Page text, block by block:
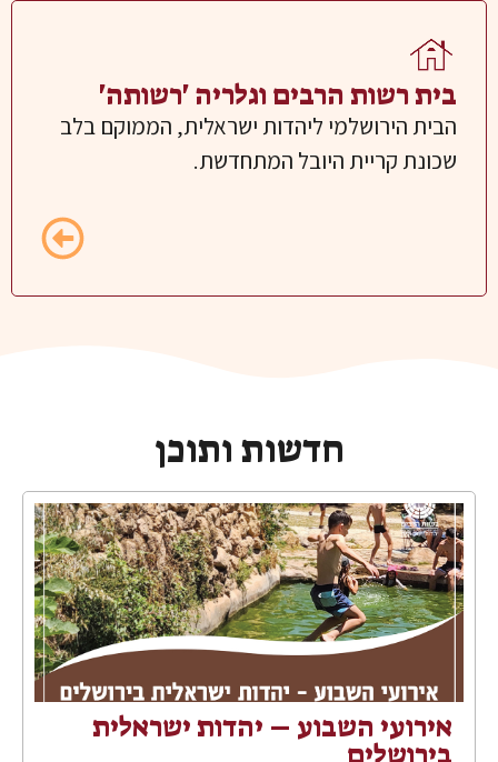
בית רשות הרבים וגלריה 'רשותה'
הבית הירושלמי ליהדות ישראלית, הממוקם בלב
שכונת קריית היובל המתחדשת.
חדשות ותוכן
אירועי השבוע – יהדות ישראלית
בירושלים